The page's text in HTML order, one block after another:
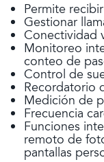
Permite
Gestionar
Conectividad
Monitoreo
conteo de
Control de
Recordatorio
Medición de
Frecuencia
Funciones
remoto de
pantallas